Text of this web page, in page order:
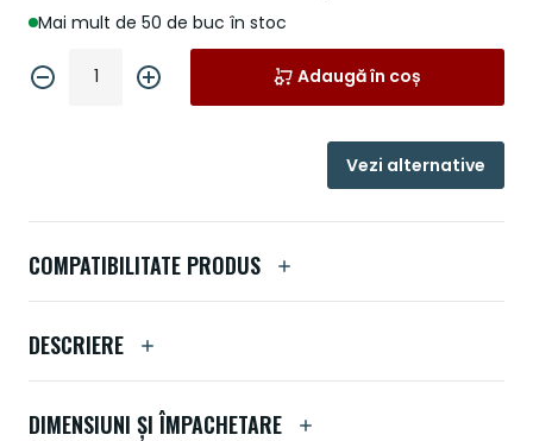
Mai mult de 50 de buc în stoc
Adaugă în coș
Vezi alternative
COMPATIBILITATE PRODUS
DESCRIERE
DIMENSIUNI ȘI ÎMPACHETARE